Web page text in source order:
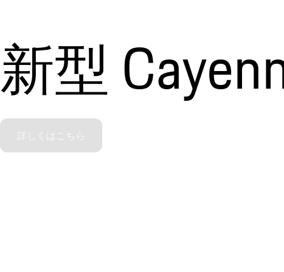
新型
詳しくはこちら